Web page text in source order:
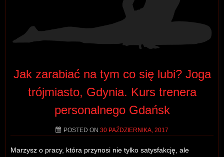
Jak zarabiać na tym co się lubi? Joga
trójmiasto, Gdynia. Kurs trenera
personalnego Gdańsk
POSTED ON 30 PAŹDZIERNIKA, 2017
Marzysz o pracy, która przynosi nie tylko satysfakcję, ale